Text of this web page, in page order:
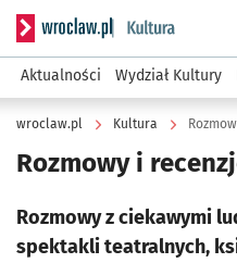
Serwis informacyjny
Aktualności Wydział Kultury
wroclaw.pl Kultura
Rozmowy i
Rozmowy z ciekawymi
spektakli teatralnych,